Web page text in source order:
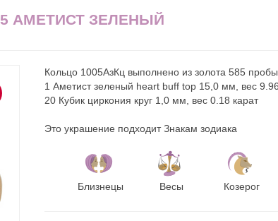
АМЕТИСТ ЗЕЛЕНЫЙ
Кольцо 1005АзКц выполнено из золота 585
1 Аметист зеленый heart buff top 15,0 мм, вес
20 Кубик циркония круг 1,0 мм, вес 0.18 карат
Это украшение подходит Знакам зодиака
Близнецы Весы Козерог